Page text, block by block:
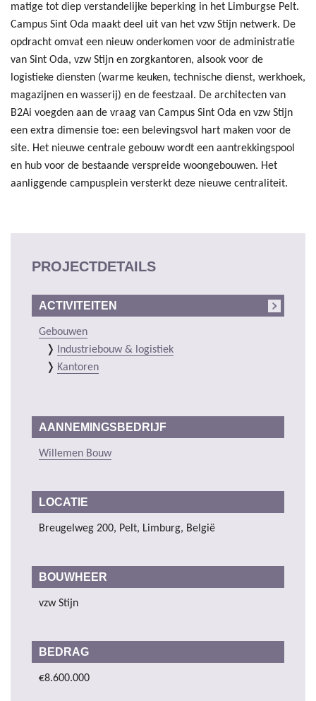
matige tot diep verstandelijke beperking in het Limburgse Pelt.
Campus Sint Oda maakt deel uit van het vzw Stijn netwerk. De
opdracht omvat een nieuw onderkomen voor de administratie
van Sint Oda, vzw Stijn en zorgkantoren, alsook voor de
logistieke diensten (warme keuken, technische dienst, werkhoek,
magazijnen en wasserij) en de feestzaal. De architecten van
B2Ai voegden aan de vraag van Campus Sint Oda en vzw Stijn
een extra dimensie toe: een belevingsvol hart maken voor de
site. Het nieuwe centrale gebouw wordt een aantrekkingspool
en hub voor de bestaande verspreide woongebouwen. Het
aanliggende campusplein versterkt deze nieuwe centraliteit.
PROJECTDETAILS
ACTIVITEITEN
Gebouwen
Industriebouw & logistiek
Kantoren
AANNEMINGSBEDRIJF
Willemen Bouw
LOCATIE
Breugelweg 200, Pelt, Limburg, België
BOUWHEER
vzw Stijn
BEDRAG
€8.600.000